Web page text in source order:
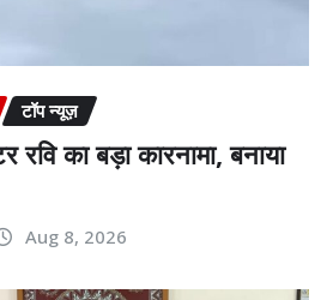
टॉप न्यूज़
रवि का बड़ा कारनामा, बनाया
Aug 8, 2026